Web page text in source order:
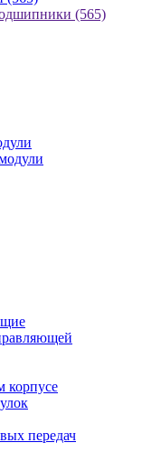
(565)
корпусе
передач